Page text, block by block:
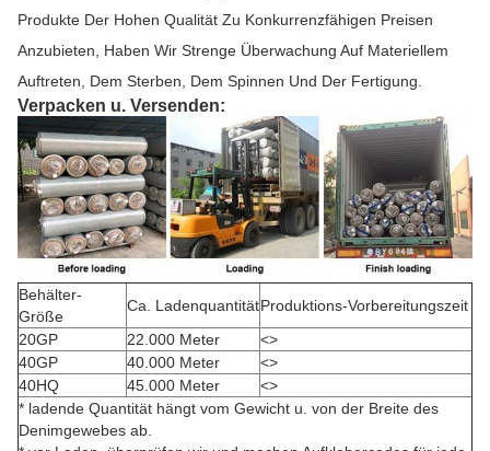
Produkte Der Hohen Qualität Zu Konkurrenzfähigen Preisen
Anzubieten, Haben Wir Strenge Überwachung Auf Materiellem
Auftreten, Dem Sterben, Dem Spinnen Und Der Fertigung.
Verpacken u. Versenden:
Behälter-
Größe
Ca. LadenquantitätProduktions-Vorbereitungszeit
20GP
22.000 Meter
<>
40GP
40.000 Meter
<>
40HQ
45.000 Meter
<>
* ladende Quantität hängt vom Gewicht u. von der Breite des
Denimgewebes ab.